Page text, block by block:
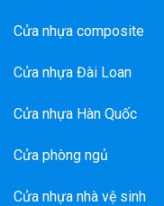
Cửa nhựa composite
Cửa nhựa Đài Loan
Cửa nhựa Hàn Quốc
Cửa phòng ngủ
Cửa nhựa nhà vệ sinh